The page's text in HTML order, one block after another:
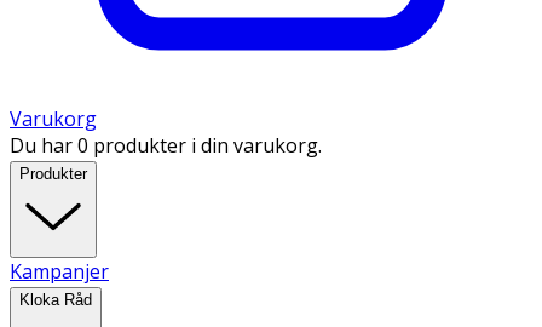
Varukorg
Du har 0 produkter i din varukorg.
Produkter
Kampanjer
Kloka Råd